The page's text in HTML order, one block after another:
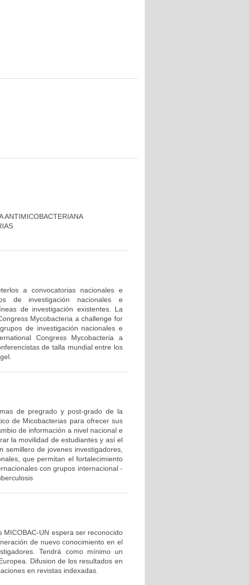
ANTIMICOBACTERIANA
a convocatorias nacionales e
de investigación nacionales e
de investigación existentes. La
Mycobacteria a challenge for
de investigación nacionales e
Congress Mycobacteria a
de talla mundial entre los
de pregrado y post-grado de la
de Micobacterias para ofrecer sus
de información a nivel nacional e
la movilidad de estudiantes y así el
de jovenes investigadores,
que permitan el fortalecimiento
con grupos internacional -
UN espera ser reconocido
de nuevo conocimiento en el
Tendrá como mínimo un
Difusion de los resultados en
en revistas indexadas.